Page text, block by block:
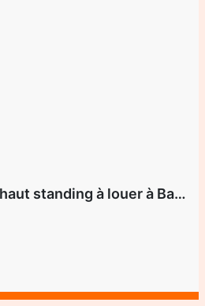
Studio meublé VIP haut standing à louer à Bastos